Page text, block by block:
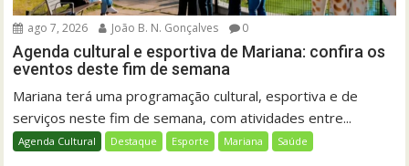
ago 7, 2026 João B. N. Gonçalves 0
Agenda cultural e esportiva de Mariana: confira os
eventos deste fim de semana
Mariana terá uma programação cultural, esportiva e de
serviços neste fim de semana, com atividades entre...
Agenda Cultural Destaque Esporte Mariana Saúde